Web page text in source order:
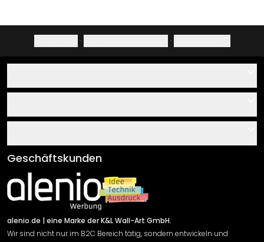
· ·
Über uns
Klebe- und Montageanleitungen
Newsletter An-/Abmeldung
Sendungsverfolgung
AGB
Impressum
Versand & Zahlung
Rücksendung
Widerrufsrecht
Geschäftskunden
alenio.de | eine Marke der K&L Wall-Art GmbH.
Wir sind nicht nur im B2C Bereich tätig, sondern entwickeln und